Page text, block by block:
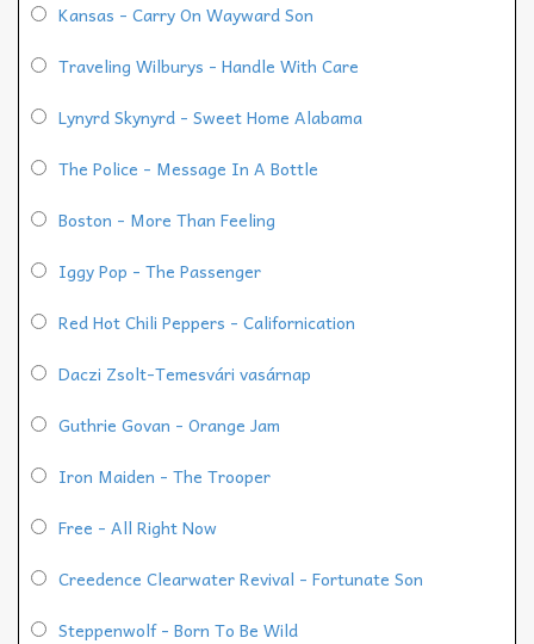
Kansas - Carry On Wayward Son
Traveling Wilburys - Handle With Care
Lynyrd Skynyrd - Sweet Home Alabama
The Police - Message In A Bottle
Boston - More Than Feeling
Iggy Pop - The Passenger
Red Hot Chili Peppers - Californication
Daczi Zsolt-Temesvári vasárnap
Guthrie Govan - Orange Jam
Iron Maiden - The Trooper
Free - All Right Now
Creedence Clearwater Revival - Fortunate Son
Steppenwolf - Born To Be Wild